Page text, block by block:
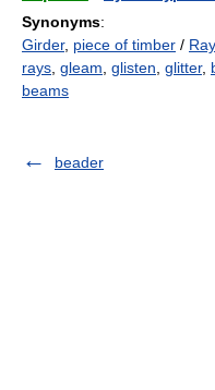
Synonyms:
Girder, piece of timber / Ray
rays gleam glisten glitter,
beams
beader